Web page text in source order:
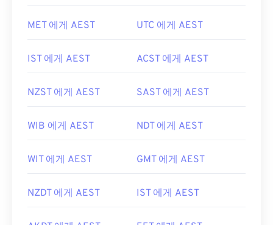
MET 에게 AEST UTC 에게 AEST
IST 에게 AEST ACST 에게 AEST
NZST 에게 AEST SAST 에게 AEST
WIB 에게 AEST NDT 에게 AEST
WIT 에게 AEST GMT 에게 AEST
NZDT 에게 AEST IST 에게 AEST